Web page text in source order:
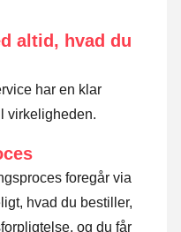
altid, hvad du
har en klar
virkeligheden.
foregår via
hvad du bestiller,
og du får